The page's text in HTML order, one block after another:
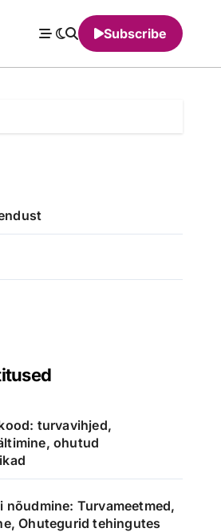
Subscribe
turvavihjed,
ohutud
nõudmine: Turvameetmed,
Ohutegurid tehingutes